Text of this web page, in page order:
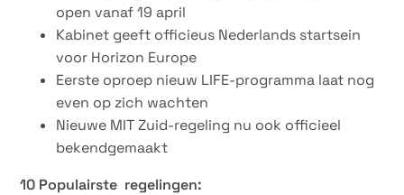
open vanaf 19 april
Kabinet geeft officieus Nederlands startsein
voor Horizon Europe
Eerste oproep nieuw LIFE-programma laat nog
even op zich wachten
Nieuwe MIT Zuid-regeling nu ook officieel
bekendgemaakt
10 Populairste regelingen: